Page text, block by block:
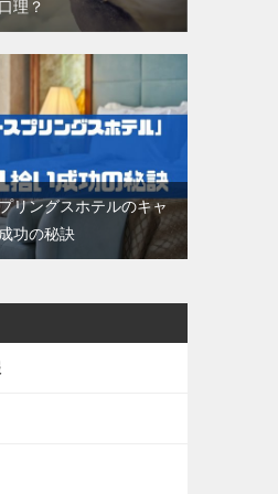
理？
リングスホテルのキャ
功の秘訣